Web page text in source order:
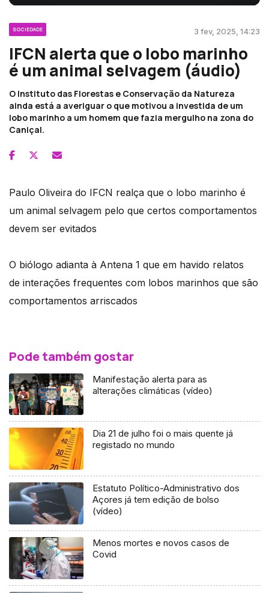
SOCIEDADE 3 fev, 2025, 14:23
IFCN alerta que o lobo marinho
é um animal selvagem (áudio)
O Instituto das Florestas e Conservação da Natureza
ainda está a averiguar o que motivou a investida de um
lobo marinho a um homem que fazia mergulho na zona do
Caniçal.
Paulo Oliveira do IFCN realça que o lobo marinho é
um animal selvagem pelo que certos comportamentos
devem ser evitados
O biólogo adianta à Antena 1 que em havido relatos
de interações frequentes com lobos marinhos que são
comportamentos arriscados
Pode também gostar
Manifestação alerta para as
alterações climáticas (vídeo)
Dia 21 de julho foi o mais quente já
registado no mundo
Estatuto Político-Administrativo dos
Açores já tem edição de bolso
(vídeo)
Menos mortes e novos casos de
Covid